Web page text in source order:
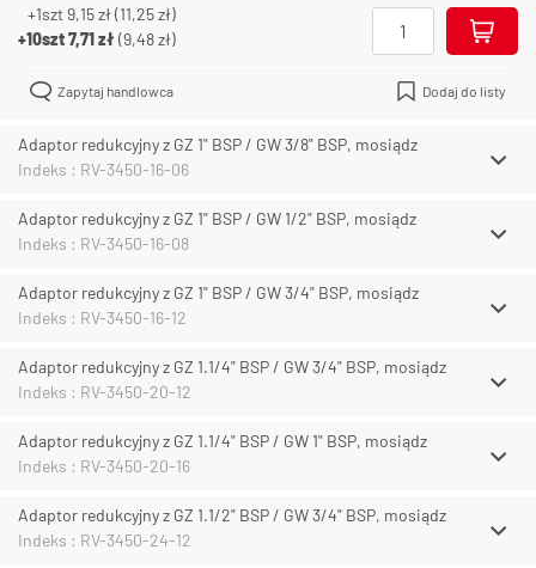
+1szt9,15 zł(11,25 zł)
+10szt7,71 zł(9,48 zł)
Zapytaj handlowca Dodaj do listy
Adaptor redukcyjny z GZ 1" BSP / GW 3/8" BSP, mosiądz
Indeks : RV-3450-16-06
Adaptor redukcyjny z GZ 1" BSP / GW 1/2" BSP, mosiądz
Indeks : RV-3450-16-08
Adaptor redukcyjny z GZ 1" BSP / GW 3/4" BSP, mosiądz
Indeks : RV-3450-16-12
Adaptor redukcyjny z GZ 1.1/4" BSP / GW 3/4" BSP, mosiądz
Indeks : RV-3450-20-12
Adaptor redukcyjny z GZ 1.1/4" BSP / GW 1" BSP, mosiądz
Indeks : RV-3450-20-16
Adaptor redukcyjny z GZ 1.1/2" BSP / GW 3/4" BSP, mosiądz
Indeks : RV-3450-24-12